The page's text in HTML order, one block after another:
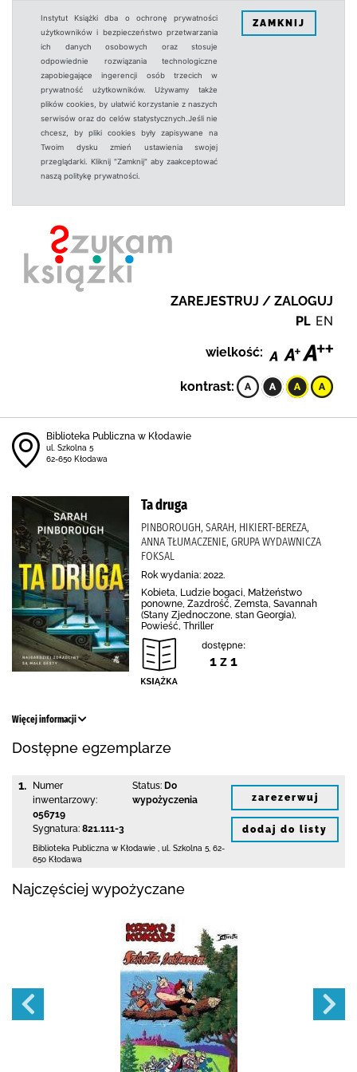
Instytut Książki dba o ochronę prywatności
użytkowników i bezpieczeństwo przetwarzania
ich danych osobowych oraz stosuje
odpowiednie rozwiązania technologiczne
zapobiegające ingerencji osób trzecich w
prywatność użytkowników. Używamy także
plików cookies, by ułatwić korzystanie z naszych
serwisów oraz do celów statystycznych.Jeśli nie
chcesz, by pliki cookies były zapisywane na
Twoim dysku zmień ustawienia swojej
przeglądarki. Kliknij "Zamknij" aby zaakceptować
naszą politykę prywatności.
ZAMKNIJ
ZAREJESTRUJ / ZALOGUJ
PL EN
wielkość:
kontrast:
Biblioteka Publiczna w Kłodawie
ul. Szkolna 5
62-650 Kłodawa
Ta druga
PINBOROUGH, SARAH, HIKIERT-BEREZA,
ANNA TŁUMACZENIE, GRUPA WYDAWNICZA
FOKSAL
Rok wydania: 2022.
Kobieta, Ludzie bogaci, Małżeństwo
ponowne, Zazdrość, Zemsta, Savannah
(Stany Zjednoczone, stan Georgia),
Powieść, Thriller
dostępne:
1 z 1
Więcej informacji
Dostępne egzemplarze
1.
Numer
inwentarzowy:
056719
Sygnatura: 821.111-3
Status: Do
wypożyczenia
Biblioteka Publiczna w Kłodawie ul. Szkolna 5 62-
650 Kłodawa
zarezerwuj
dodaj do listy
Najczęściej wypożyczane